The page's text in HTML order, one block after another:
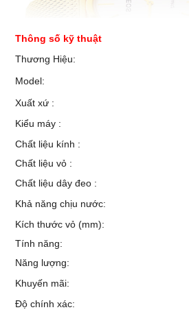
Thông số kỹ thuật
Thương Hiệu:
Model:
Xuất xứ :
Kiểu máy :
Chất liệu kính :
Chất liệu vỏ :
Chất liệu dây đeo :
Khả năng chịu nước:
Kích thước vỏ (mm):
Tính năng:
Năng lượng:
Khuyến mãi:
Độ chính xác: